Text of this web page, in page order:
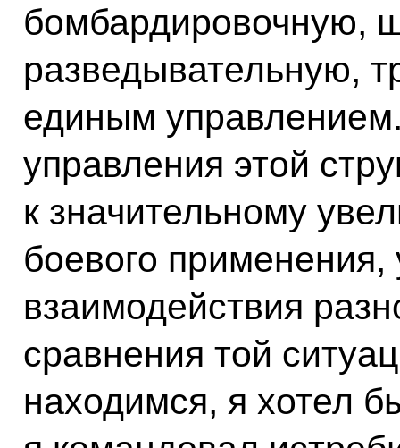
бомбардировочную,
разведывательную,
единым
управления этой
к значительному
боевого
взаимодействия
сравнения той
находимся, я хотел